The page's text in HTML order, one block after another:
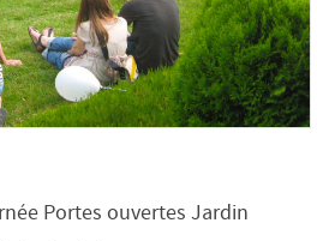
Portes ouvertes Jardin